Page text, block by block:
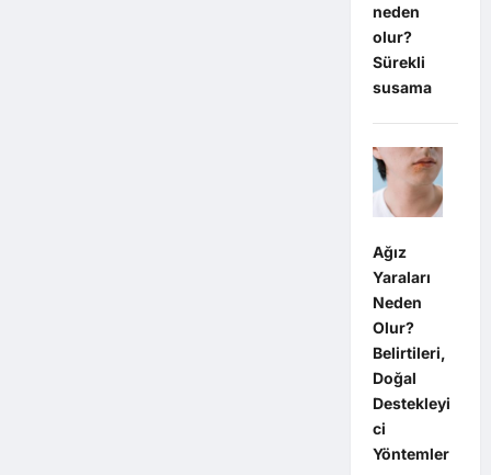
neden
olur?
Sürekli
susama
Ağız
Yaraları
Neden
Olur?
Belirtileri,
Doğal
Destekleyi
ci
Yöntemler